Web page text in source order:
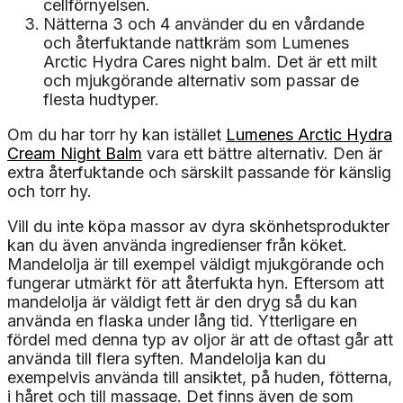
cellförnyelsen.
Nätterna 3 och 4 använder du en vårdande
och återfuktande nattkräm som Lumenes
Arctic Hydra Cares night balm. Det är ett milt
och mjukgörande alternativ som passar de
flesta hudtyper.
Om du har torr hy kan istället Lumenes Arctic Hydra
Cream Night Balm vara ett bättre alternativ. Den är
extra återfuktande och särskilt passande för känslig
och torr hy.
Vill du inte köpa massor av dyra skönhetsprodukter
kan du även använda ingredienser från köket.
Mandelolja är till exempel väldigt mjukgörande och
fungerar utmärkt för att återfukta hyn. Eftersom att
mandelolja är väldigt fett är den dryg så du kan
använda en flaska under lång tid. Ytterligare en
fördel med denna typ av oljor är att de oftast går att
använda till flera syften. Mandelolja kan du
exempelvis använda till ansiktet, på huden, fötterna,
i håret och till massage. Det finns även de som